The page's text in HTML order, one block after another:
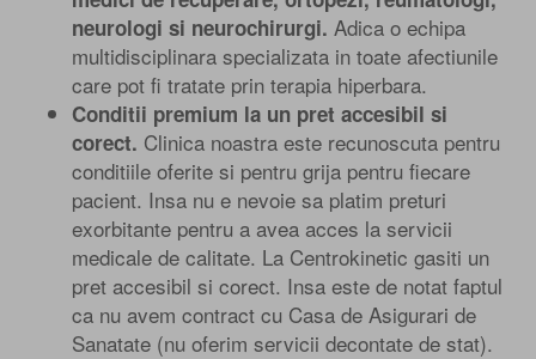
neurologi si neurochirurgi. Adica o echipa
multidisciplinara specializata in toate afectiunile
care pot fi tratate prin terapia hiperbara.
Conditii premium la un pret accesibil si
corect. Clinica noastra este recunoscuta pentru
conditiile oferite si pentru grija pentru fiecare
pacient. Insa nu e nevoie sa platim preturi
exorbitante pentru a avea acces la servicii
medicale de calitate. La Centrokinetic gasiti un
pret accesibil si corect. Insa este de notat faptul
ca nu avem contract cu Casa de Asigurari de
Sanatate (nu oferim servicii decontate de stat).